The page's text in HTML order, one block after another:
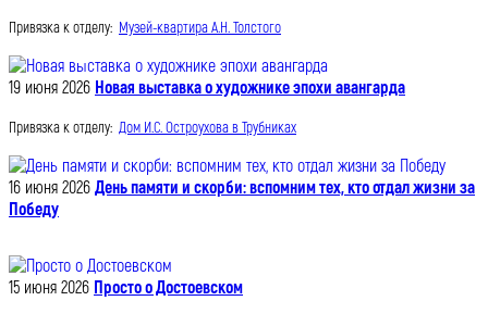
Привязка к отделу: Музей-квартира А.Н. Толстого
19 июня 2026 Новая выставка о художнике эпохи авангарда
Привязка к отделу: Дом И.С. Остроухова в Трубниках
16 июня 2026 День памяти и скорби: вспомним тех, кто отдал жизни за
Победу
15 июня 2026 Просто о Достоевском